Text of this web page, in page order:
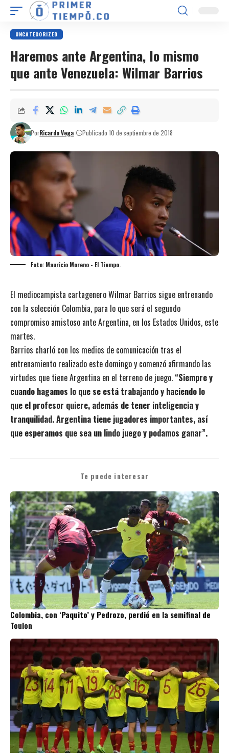
UNCATEGORIZED
Haremos ante Argentina, lo mismo
que ante Venezuela: Wilmar Barrios
PorRicardo Vega Publicado 10 de septiembre de 2018
Foto: Mauricio Moreno - El Tiempo.
El mediocampista cartagenero Wilmar Barrios sigue entrenando
con la selección Colombia, para lo que será el segundo
compromiso amistoso ante Argentina, en los Estados Unidos, este
martes.
Barrios charló con los medios de comunicación tras el
entrenamiento realizado este domingo y comenzó afirmando las
virtudes que tiene Argentina en el terreno de juego. “Siempre y
cuando hagamos lo que se está trabajando y haciendo lo
que el profesor quiere, además de tener inteligencia y
tranquilidad. Argentina tiene jugadores importantes, así
que esperamos que sea un lindo juego y podamos ganar”.
Te puede interesar
Colombia, con ‘Paquito’ y Pedrozo, perdió en la semifinal de
Toulon